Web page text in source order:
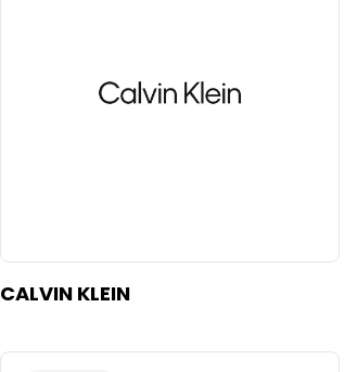
CALVIN KLEIN